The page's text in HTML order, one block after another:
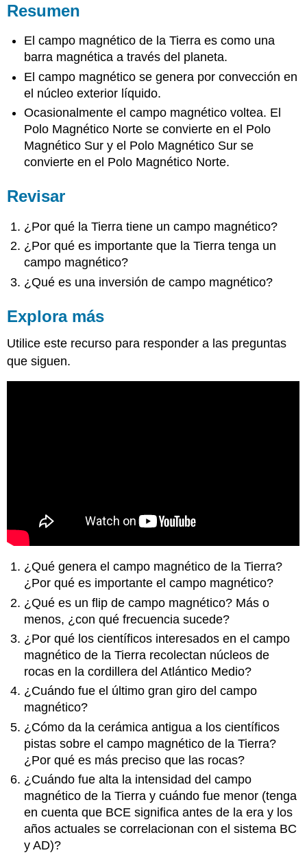
Resumen
El campo magnético de la Tierra es como una
barra magnética a través del planeta.
El campo magnético se genera por convección en
el núcleo exterior líquido.
Ocasionalmente el campo magnético voltea. El
Polo Magnético Norte se convierte en el Polo
Magnético Sur y el Polo Magnético Sur se
convierte en el Polo Magnético Norte.
Revisar
¿Por qué la Tierra tiene un campo magnético?
¿Por qué es importante que la Tierra tenga un
campo magnético?
¿Qué es una inversión de campo magnético?
Explora más
Utilice este recurso para responder a las preguntas
que siguen.
¿Qué genera el campo magnético de la Tierra?
¿Por qué es importante el campo magnético?
¿Qué es un flip de campo magnético? Más o
menos, ¿con qué frecuencia sucede?
¿Por qué los científicos interesados en el campo
magnético de la Tierra recolectan núcleos de
rocas en la cordillera del Atlántico Medio?
¿Cuándo fue el último gran giro del campo
magnético?
¿Cómo da la cerámica antigua a los científicos
pistas sobre el campo magnético de la Tierra?
¿Por qué es más preciso que las rocas?
¿Cuándo fue alta la intensidad del campo
magnético de la Tierra y cuándo fue menor (tenga
en cuenta que BCE significa antes de la era y los
años actuales se correlacionan con el sistema BC
y AD)?